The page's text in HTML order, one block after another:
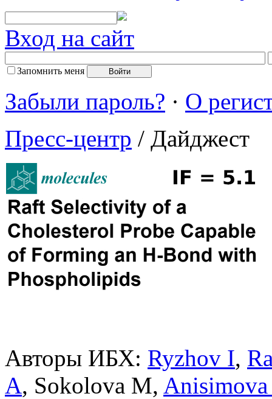
Вход на сайт
Запомнить меня
Забыли пароль? · О
Пресс-центр / Дайджест
Авторы ИБХ: Ryzhov I,
A, Sokolova M,